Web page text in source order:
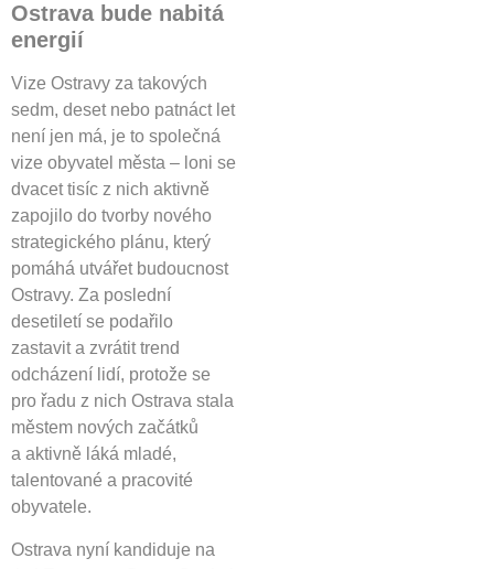
Ostrava bude nabitá
energií
Vize Ostravy za takových
sedm, deset nebo patnáct let
není jen má, je to společná
vize obyvatel města – loni se
dvacet tisíc z nich aktivně
zapojilo do tvorby nového
strategického plánu, který
pomáhá utvářet budoucnost
Ostravy. Za poslední
desetiletí se podařilo
zastavit a zvrátit trend
odcházení lidí, protože se
pro řadu z nich Ostrava stala
městem nových začátků
a aktivně láká mladé,
talentované a pracovité
obyvatele.
Ostrava nyní kandiduje na